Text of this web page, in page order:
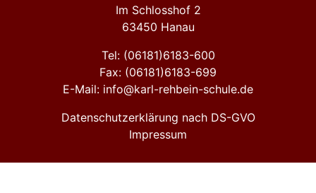
Im Schlosshof 2
63450 Hanau
Tel: (06181)6183-600
Fax: (06181)6183-699
E-Mail: info@karl-rehbein-schule.de
Datenschutzerklärung nach DS-GVO
Impressum